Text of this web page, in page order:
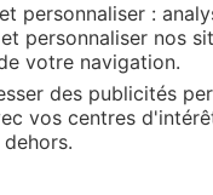
personnaliser :
personnaliser nos
votre navigation.
des publicités
vos centres